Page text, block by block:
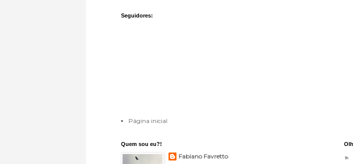
Seguidores:
Página inicial
Quem sou eu?!
Fabiano Favretto
►